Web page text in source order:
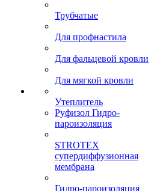
Трубчатые
Для профнастила
Для фальцевой кровли
Для мягкой кровли
Утеплитель
Руфизол Гидро-
пароизоляция
STROTEX
супердиффузионная
мембрана
Гидро-пароизоляция